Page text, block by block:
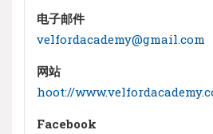
电子邮件
velfordacademy@gmail.com
网站
hoot://
Facebook